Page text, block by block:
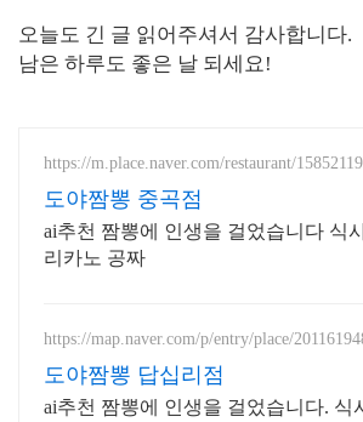
오늘도 긴 글 읽어주셔서 감사합니다.
남은 하루도 좋은 날 되세요!
https://m.place.naver.com/restaurant/
도야짬뽕 중곡점
ai추천 짬뽕에 인생을 걸었습니다 식
리카노 공짜
https://map.naver.com/p/entry/place/
도야짬뽕 답십리점
ai추천 짬뽕에 인생을 걸었습니다. 식